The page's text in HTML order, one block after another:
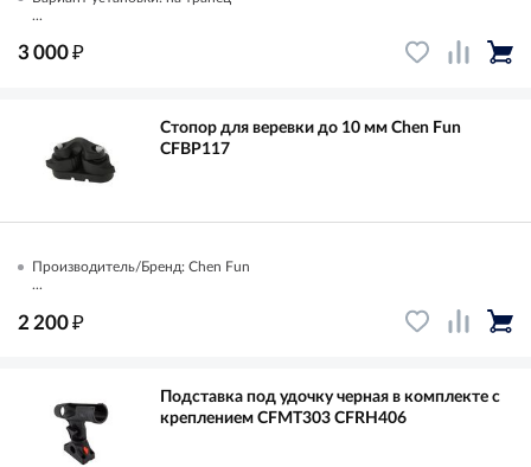
...
3 000₽
Стопор для веревки до 10 мм Chen Fun
CFBP117
Производитель/Бренд: Chen Fun
...
2 200₽
Подставка под удочку черная в комплекте с
креплением CFMT303 CFRH406